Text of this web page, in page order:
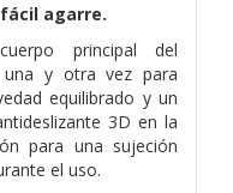
agarre.
principal del
una y otra vez para
equilibrado y un
3D en la
para una sujeción
el uso.